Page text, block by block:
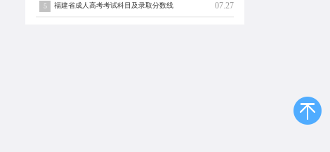
5 福建省成人高考考试科目及录取分数线 07.27